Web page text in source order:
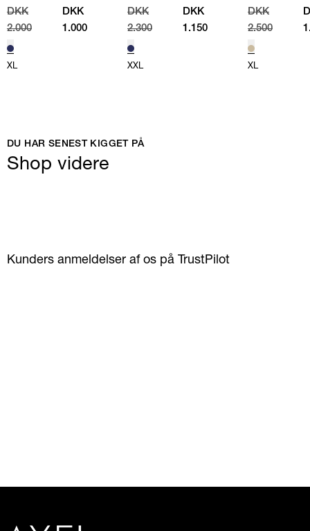
005086W SWEATSHIRT
DKK
2.000
DKK
1.000
XL
/ NAVY
DKK
2.300
DKK
1.150
XXL
110560A STRIK
DKK
2.500
XL
DU HAR SENEST KIGGET PÅ
Shop videre
Kunders anmeldelser af os på TrustPilot